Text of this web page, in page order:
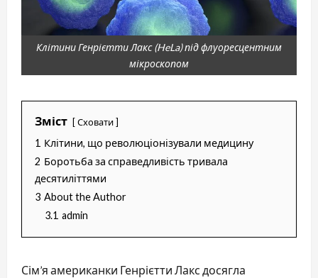
Клітини Генрієтти Лакс (HeLa) під флуоресцентним
мікроскопом
Зміст Сховати
1 Клітини, що революціонізували медицину
2 Боротьба за справедливість тривала
десятиліттями
3 About the Author
3.1 admin
Сім’я американки Генрієтти Лакс досягла